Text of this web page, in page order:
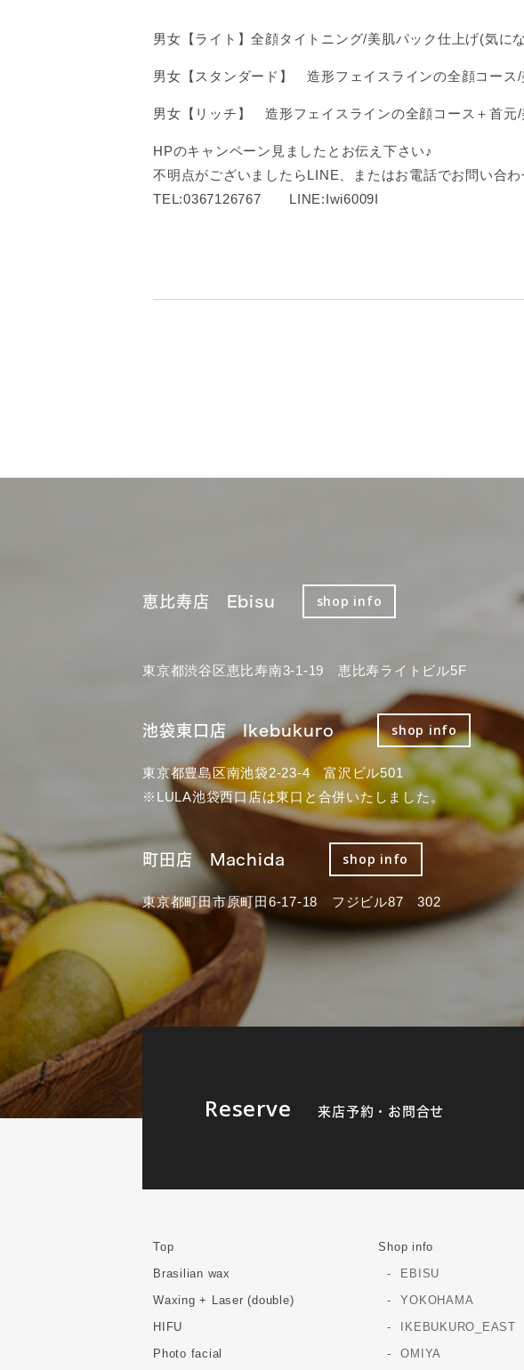
男女【ライト】全顔タイトニング/美肌パック仕上げ(気
男女【スタンダード】 造形フェイスラインの全顔コー
男女【リッチ】 造形フェイスラインの全顔コース＋首
HPのキャンペーン見ましたとお伝え下さい♪
不明点がございましたらLINE、またはお電話でお問い合わ
TEL:0367126767 LINE:Iwi6009I
恵比寿店 Ebisu shop info
東京都渋谷区恵比寿南3-1-19 恵比寿ライトビル5F
池袋東口店 Ikebukuro shop info
東京都豊島区南池袋2-23-4 富沢ビル501
※LULA池袋西口店は東口と合併いたしました。
町田店 Machida shop info
東京都町田市原町田6-17-18 フジビル87 302
Reserve 来店予約・お問合せ
Top
Brasilian wax
Waxing + Laser (double)
HIFU
Photo facial
Shop info
EBISU
YOKOHAMA
IKEBUKURO_EAST
OMIYA